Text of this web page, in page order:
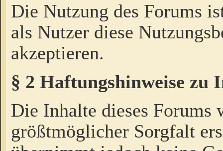
Die Nutzung des Forums
als Nutzer diese
akzeptieren.
§ 2 Haftungshinweise zu
Die Inhalte dieses Forums
größtmöglicher Sorgfalt